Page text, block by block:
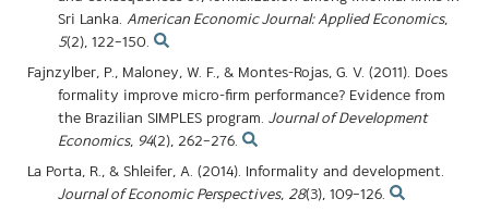
Sri Lanka. American Economic Journal: Applied Economics,
5(2), 122–150.
Fajnzylber, P., Maloney, W. F., & Montes-Rojas, G. V. (2011). Does
formality improve micro-firm performance? Evidence from
the Brazilian SIMPLES program. Journal of Development
Economics, 94(2), 262–276.
La Porta, R., & Shleifer, A. (2014). Informality and development.
Journal of Economic Perspectives, 28(3), 109–126.